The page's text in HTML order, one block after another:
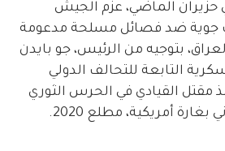
حزيران الماضي، عزم الجيش
جوية ضد فصائل مسلحة مدعومة
بتوجيه من الرئيس، جو بايدن
التابعة للتحالف الدولي
مقتل القيادي في الحرس الثوري
أمريكية، مطلع 2020.